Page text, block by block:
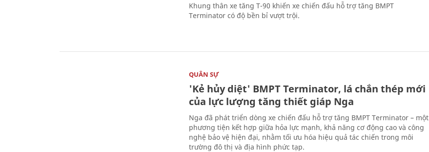
Khung thân xe tăng T-90 khiến xe chiến đấu hỗ trợ tăng BMPT
Terminator có độ bền bỉ vượt trội.
QUÂN SỰ
'Kẻ hủy diệt' BMPT Terminator, lá chắn thép mới
của lực lượng tăng thiết giáp Nga
Nga đã phát triển dòng xe chiến đấu hỗ trợ tăng BMPT Terminator – một
phương tiện kết hợp giữa hỏa lực mạnh, khả năng cơ động cao và công
nghệ bảo vệ hiện đại, nhằm tối ưu hóa hiệu quả tác chiến trong môi
trường đô thị và địa hình phức tạp.